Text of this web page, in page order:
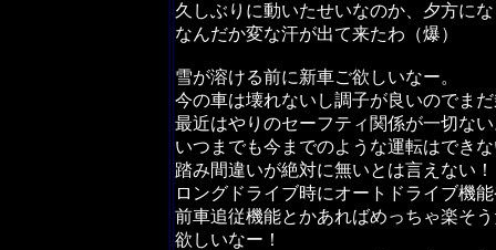
久しぶりに動いたせいなのか、夕方に
なんだか変な汗が出て来たわ（爆）
雪が溶ける前に新車ご欲しいなー。
今の車は壊れないし調子が良いのでま
最近はやりのセーフティ関係が一切な
いつまでも今までのような運転はでき
踏み間違いが絶対に無いとは言えない！
ロングドライブ時にオートドライブ機
前車追従機能とかあればめっちゃ楽そ
欲しいなー！